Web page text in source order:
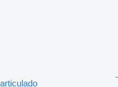
articulado